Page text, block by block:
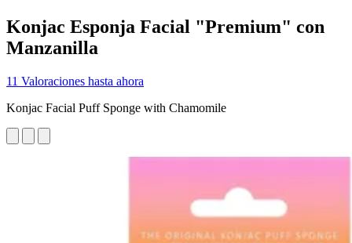
Konjac Esponja Facial "Premium" con
Manzanilla
11 Valoraciones hasta ahora
Konjac Facial Puff Sponge with Chamomile